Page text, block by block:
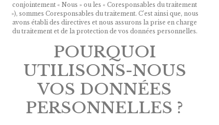
conjointement « Nous » ou les « Coresponsables du traitement
»), sommes Coresponsables du traitement. C’est ainsi que, nous
avons établi des directives et nous assurons la prise en charge
du traitement et de la protection de vos données personnelles.
POURQUOI
UTILISONS-NOUS
VOS DONNÉES
PERSONNELLES ?